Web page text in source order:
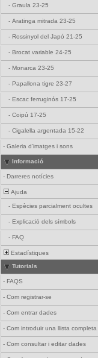
- Graula 23-25
- Aratinga mitrada 23-25
- Rossinyol del Japó 21-25
- Brocat variable 24-25
- Monarca 23-25
- Papallona tigre 23-27
- Escac ferruginós 17-25
- Coipú 17-25
- Cigalella argentada 15-22
- Galeria d'imatges i sons
Informació
- Darreres notícies
Ajuda
- Espècies parcialment ocultes
- Explicació dels símbols
- FAQ
Estadístiques
Tutorials
- FAQS
- Com registrar-se
- Com entrar dades
- Com introduir una llista completa
- Com consultar i editar dades